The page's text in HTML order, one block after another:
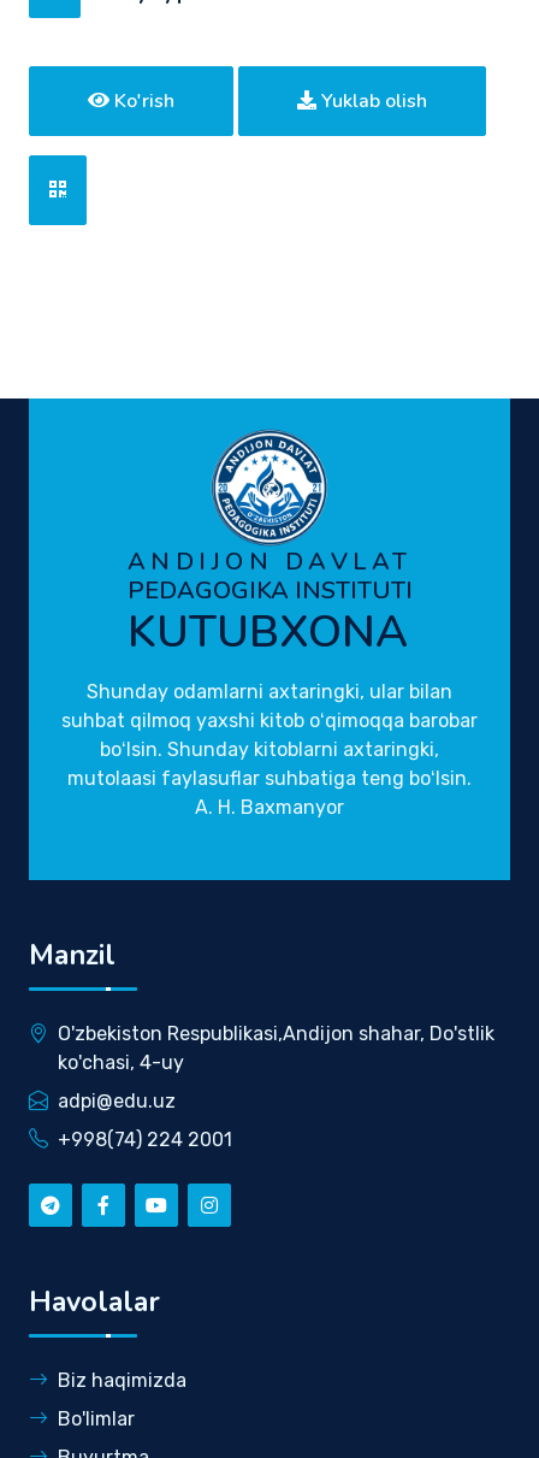
Ko'rish Yuklab olish
ANDIJON DAVLAT
PEDAGOGIKA INSTITUTI
KUTUBXONA
Shunday odamlarni axtaringki, ular bilan
suhbat qilmoq yaxshi kitob oʻqimoqqa barobar
boʻlsin. Shunday kitoblarni axtaringki,
mutolaasi faylasuflar suhbatiga teng boʻlsin.
A. H. Baxmanyor
Manzil
O'zbekiston Respublikasi,Andijon shahar, Do'stlik
ko'chasi, 4-uy
adpi@edu.uz
+998(74) 224 2001
Havolalar
Biz haqimizda
Bo'limlar